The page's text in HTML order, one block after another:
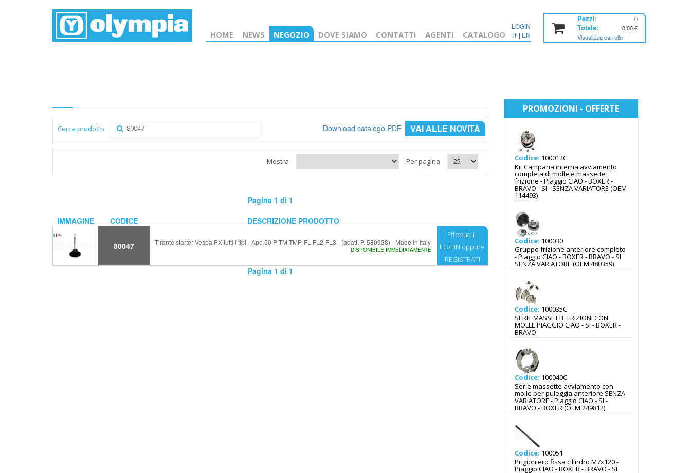
Pezzi: 0
Totale: 0.00€
Visualizza carrello
HOME NEWS NEGOZIO DOVE SIAMO CONTATTI AGENTI CATALOGO
LOGIN
IT| EN
Cerca prodotto VAI ALLE NOVITÀ
Download catalogo PDF
Mostra Per pagina
Pagina 1 di 1
IMMAGINE
CODICE DESCRIZIONE PRODOTTO
80047 Tirante starter Vespa PX tutti i tipi - Ape 50 P-TM-TMP-FL-FL2-FL3 - (adatt. P. 580938) - Made in Italy
DISPONIBILE IMMEDIATAMENTE
Effettua il
LOGIN oppure
REGISTRATI
Pagina 1 di 1
PROMOZIONI - OFFERTE
Codice: 100012C
Kit Campana interna avviamento
completa di molle e massette
frizione - Piaggio CIAO - BOXER -
BRAVO - SI - SENZA VARIATORE (OEM
114493)
Codice: 100030
Gruppo frizione anteriore completo
- Piaggio CIAO - BOXER - BRAVO - SI
SENZA VARIATORE (OEM 480359)
Codice: 100035C
SERIE MASSETTE FRIZIONI CON
MOLLE PIAGGIO CIAO - SI - BOXER -
BRAVO
Codice: 100040C
Serie massette avviamento con
molle per puleggia anteriore SENZA
VARIATORE - Piaggio CIAO - SI -
BRAVO - BOXER (OEM 249812)
Codice: 100051
Prigioniero fissa cilindro M7x120 -
Piaggio CIAO - BOXER - BRAVO - SI